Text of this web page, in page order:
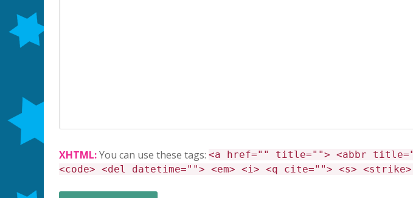
XHTML:You can use these tags: <a href="" title=""> <abbr
<code> <del datetime=""> <em> <i> <q cite=""> <s>